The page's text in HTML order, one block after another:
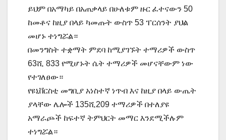
ይህም በአማካይ በአጠቃላይ በሁለቱም ዙር ፈተናውን 50
ከመቶና ከዚያ በላይ ካመጡት ውስጥ 53 ፐርሰንት ያህል
መሆኑ ተነግሯል።
በመንግስት ተቋማት ምደባ ከሚያገኙት ተማሪዎች ውስጥ
63ሺ 833 የሚሆኑት ሴት ተማሪዎች መሆናቸውም ነው
የተገለፀው።
የዩኒቨርስቲ መግቢያ አነስተኛ ነጥብ እና ከዚያ በላይ ውጤት
ያላቸው ሌሎች 135ሺ209 ተማሪዎች በተለያዩ
አማራጮች ከፍተኛ ትምህርት መማር እንደሚችሉም
ተነግሯል።